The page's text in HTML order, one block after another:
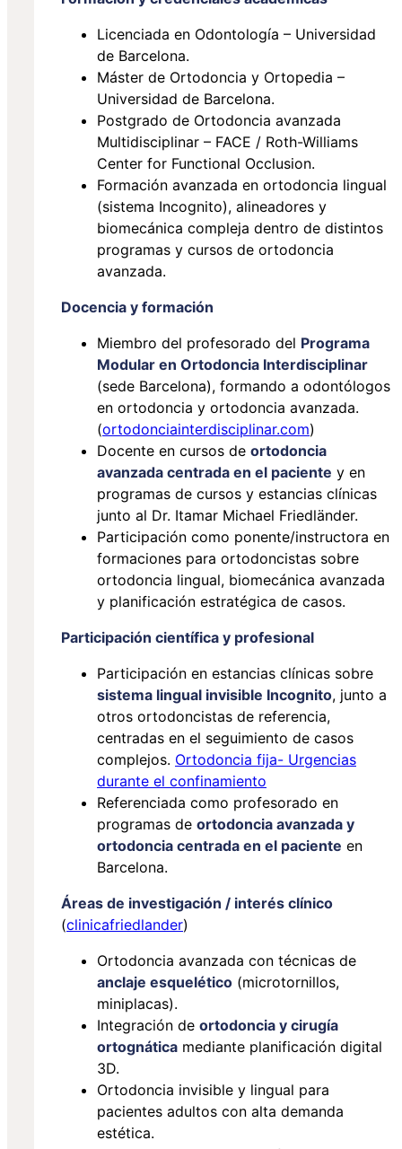
Licenciada en Odontología – Universidad
de Barcelona.
Máster de Ortodoncia y Ortopedia –
Universidad de Barcelona.
Postgrado de Ortodoncia avanzada
Multidisciplinar – FACE / Roth-Williams
Center for Functional Occlusion.
Formación avanzada en ortodoncia lingual
(sistema Incognito), alineadores y
biomecánica compleja dentro de distintos
programas y cursos de ortodoncia
avanzada.
Docencia y formación
Miembro del profesorado del Programa
Modular en Ortodoncia Interdisciplinar
(sede Barcelona), formando a odontólogos
en ortodoncia y ortodoncia avanzada.
(ortodonciainterdisciplinar.com)
Docente en cursos de ortodoncia
avanzada centrada en el paciente y en
programas de cursos y estancias clínicas
junto al Dr. Itamar Michael Friedländer.
Participación como ponente/instructora en
formaciones para ortodoncistas sobre
ortodoncia lingual, biomecánica avanzada
y planificación estratégica de casos.
Participación científica y profesional
Participación en estancias clínicas sobre
sistema lingual invisible Incognito, junto a
otros ortodoncistas de referencia,
centradas en el seguimiento de casos
complejos. Ortodoncia fija- Urgencias
durante el confinamiento
Referenciada como profesorado en
programas de ortodoncia avanzada y
ortodoncia centrada en el paciente en
Barcelona.
Áreas de investigación / interés clínico
(clinicafriedlander)
Ortodoncia avanzada con técnicas de
anclaje esquelético (microtornillos,
miniplacas).
Integración de ortodoncia y cirugía
ortognática mediante planificación digital
3D.
Ortodoncia invisible y lingual para
pacientes adultos con alta demanda
estética.